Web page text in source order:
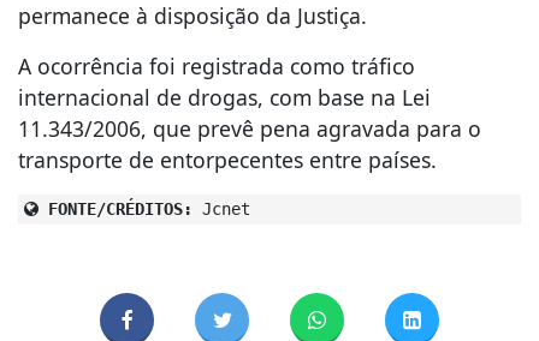
permanece à disposição da Justiça.
A ocorrência foi registrada como tráfico
internacional de drogas, com base na Lei
11.343/2006, que prevê pena agravada para o
transporte de entorpecentes entre países.
FONTE/CRÉDITOS: Jcnet